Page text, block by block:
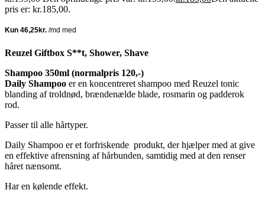
pris er: kr.185,00.
Reuzel Giftbox S**t, Shower, Shave
Shampoo 350ml (normalpris 120,-)
Daily Shampoo er en koncentreret shampoo med Reuzel tonic
blanding af troldnød, brændenælde blade, rosmarin og padderok
rod.
Passer til alle hårtyper.
Daily Shampoo er et forfriskende produkt, der hjælper med at give
en effektive afrensning af hårbunden, samtidig med at den renser
håret nænsomt.
Har en kølende effekt.